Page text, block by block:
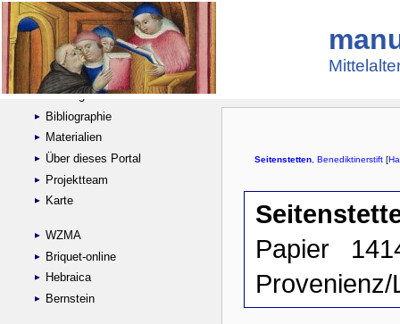
Suche
Handschriftensammlungen
Digitalisierte Handschriften
Kataloge
Bibliographie
Materialien
Über dieses Portal
Projektteam
Karte
WZMA
Briquet-online
Hebraica
Bernstein